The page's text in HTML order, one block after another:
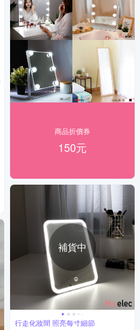
商品折價券
150元
補貨中
行走化妝間 照亮每寸細節